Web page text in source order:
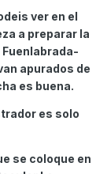
ver en el
a preparar la
apurados de
es buena.
es solo
se coloque en